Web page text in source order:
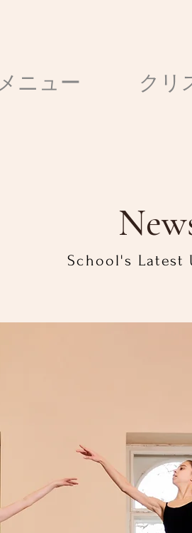
メニュー クリ
School's Latest